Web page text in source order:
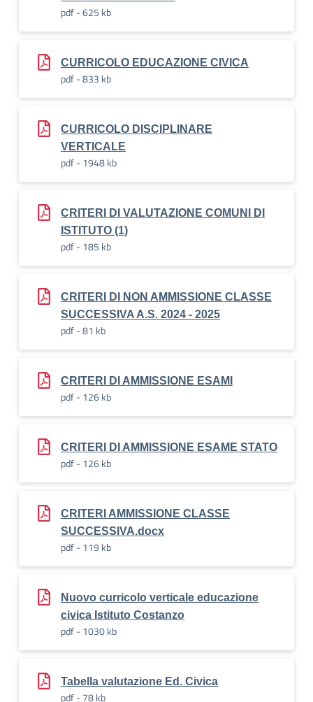
pdf - 625 kb
CURRICOLO EDUCAZIONE CIVICA
pdf - 833 kb
CURRICOLO DISCIPLINARE
VERTICALE
pdf - 1948 kb
CRITERI DI VALUTAZIONE COMUNI DI
ISTITUTO (1)
pdf - 185 kb
CRITERI DI NON AMMISSIONE CLASSE
SUCCESSIVA A.S. 2024 - 2025
pdf - 81 kb
CRITERI DI AMMISSIONE ESAMI
pdf - 126 kb
CRITERI DI AMMISSIONE ESAME STATO
pdf - 126 kb
CRITERI AMMISSIONE CLASSE
SUCCESSIVA.docx
pdf - 119 kb
Nuovo curricolo verticale educazione
civica Istituto Costanzo
pdf - 1030 kb
Tabella valutazione Ed. Civica
pdf - 78 kb